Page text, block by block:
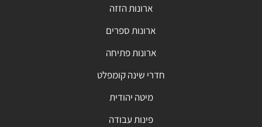
ארונות הזזה
ארונות ספרים
ארונות פתיחה
חדרי שינה קומפלט
מיטה יהודית
פינות עבודה